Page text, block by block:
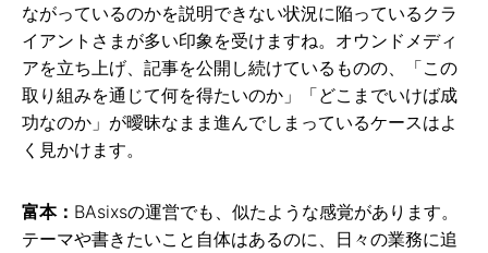
ながっているのかを説明できない状況に陥っているクラ
イアントさまが多い印象を受けますね。オウンドメディ
アを立ち上げ、記事を公開し続けているものの、「この
取り組みを通じて何を得たいのか」「どこまでいけば成
功なのか」が曖昧なまま進んでしまっているケースはよ
く見かけます。
富本： BAsixsの運営でも、似たような感覚があります。
テーマや書きたいこと自体はあるのに、日々の業務に追